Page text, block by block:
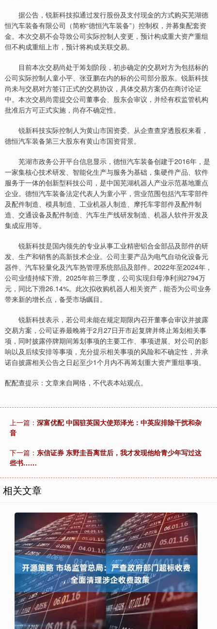
据公告，锐新科技拟通过发行股份及支付现金的方式购买芜湖德
恒汽车装备有限公司（简称“德恒汽车装备”）控制权，并募集配套资
金。本次交易不会导致公司实际控制人变更，预计构成重大资产重组
但不构成重组上市，预计将构成关联交易。
目前本次交易尚处于筹划阶段，初步确定的交易对方为包括标的
公司实际控制人童小平、张亚鹏在内的标的公司部分股东。锐新科技
尚未与交易对方签订正式的交易协议，具体交易方案仍在商讨论证
中。本次交易尚需提交公司董事会、股东会审议，并经有权监管机构
批准后方可正式实施，尚存不确定性。
锐新科技实际控制人为黄山市国资委。从企查查穿透股权来看，
德恒汽车装备第三大股东有黄山市国资背景。
芜湖市政务公开平台信息显示，德恒汽车装备创建于2016年，是
一家集核心技术研发、智能化生产与服务为基础，集硬件产品、软件
服务于一体的创新型科技公司，是中国芜湖机器人产业示范基地重点
企业。德恒汽车装备法定代表人为童小平，营业范围包括汽车零部件
及配件制造、模具制造、工业机器人制造、摩托车零部件及配件制
造、交通设备及配件制造、汽车生产线研发制造、机器人软件开发及
集成应用等。
锐新科技是国内领先的专业从事工业精密铝合金部品及部件的研
发、生产和销售的高新技术企业。公司主要产品为电气自动化设备元
器件、汽车轻量化及汽车热管理系统部品及部件。2022年至2024年，
公司业绩持续下滑。2025年前三季度，公司实现归母净利润2794万
元，同比下滑26.14%。此次拟收购机器人相关资产，能否为公司业务
带来新的增长点，备受市场瞩目。
锐新科技表示，若公司未能在规定期限内召开董事会审议并披露
交易方案，公司证券最晚将于2月27日开市起复牌并终止筹划相关事
项，同时披露停牌期间筹划事项的主要工作、事项进展、对公司的影
响以及后续安排等事项，充分提示相关事项的风险和不确定性，并承
诺自披露相关公告之日起至少1个月内不再筹划重大资产重组事项。
配配查提示：文章来自网络，不代表本站观点。
上一篇： 深富优配 中国驻英国大使郑泽光：中英应排除干扰和杂
音
下一篇： 东信证券 东野圭吾离世后，我才发现他给青少年写过这
些书……
相关文章